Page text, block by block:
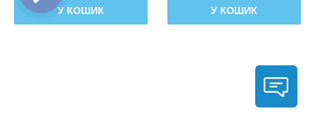
У КОШИК У КОШИК